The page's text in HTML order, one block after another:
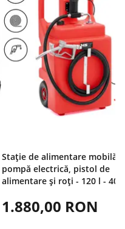
Stație de alimentare mobilă -
pompă electrică, pistol de
alimentare și roți - 120 l - 40
1.880,00 RON